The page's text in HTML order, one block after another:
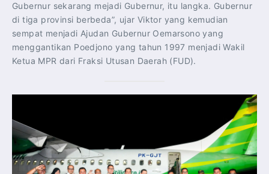
Gubernur sekarang mejadi Gubernur, itu langka. Gubernur
di tiga provinsi berbeda”, ujar Viktor yang kemudian
sempat menjadi Ajudan Gubernur Oemarsono yang
menggantikan Poedjono yang tahun 1997 menjadi Wakil
Ketua MPR dari Fraksi Utusan Daerah (FUD).